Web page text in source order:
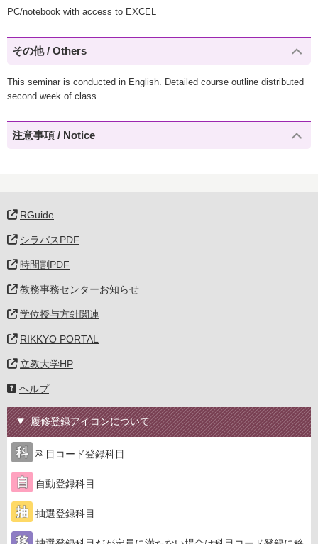
PC/notebook with access to EXCEL
その他 / Others
This seminar is conducted in English. Detailed course outline distributed
second week of class.
注意事項 / Notice
RGuide
シラバスPDF
時間割PDF
教務事務センターお知らせ
学位授与方針関連
RIKKYO PORTAL
立教大学HP
ヘルプ
履修登録アイコンについて
科目コード登録科目
自動登録科目
抽選登録科目